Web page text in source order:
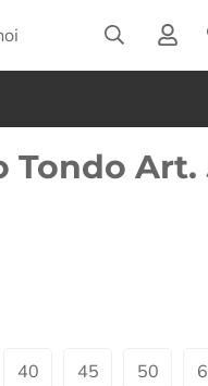
Tondo Art.
40 45 50